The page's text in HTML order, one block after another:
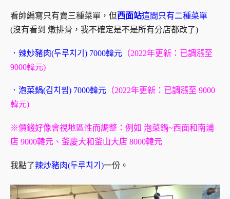
看帥編寫只有賣三種菜單，但西面站這間只有二種菜單
(沒有看到 燉排骨，我不確定是不是所有分店都改了)
．辣炒豬肉(두루치기) 7000韓元 （2022年更新：已調漲至
9000韓元)
．泡菜鍋(김치찜) 7000韓元 （2022年更新：已調漲至 9000
韓元)
※價錢好像會視地區性而調整：例如 泡菜鍋~西面和南浦
店 9000韓元、釜慶大和釜山大店 8000韓元
我點了辣炒豬肉(두루치기)一份。